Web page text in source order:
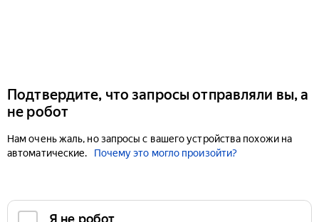
Подтвердите, что запросы отправляли вы, а
не робот
Нам очень жаль, но запросы с вашего устройства похожи на
автоматические.
Почему это могло произойти?